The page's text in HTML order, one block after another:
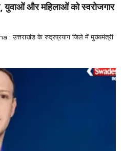
युवाओं और महिलाओं को स्वरोजगार
उत्तराखंड के रुद्रप्रयाग जिले में मुख्यमंत्री